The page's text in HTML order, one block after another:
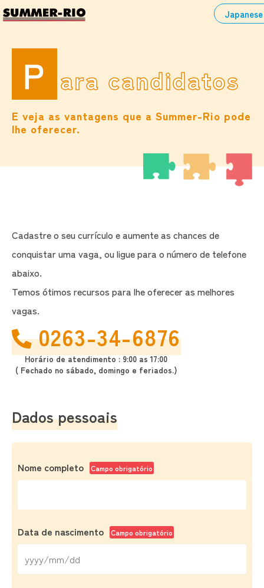
Skip
to
Japanese
P ara candidatos
E veja as vantagens que a Summer-Rio pode
lhe oferecer.
Cadastre o seu currículo e aumente as chances de
conquistar uma vaga, ou ligue para o número de telefone
abaixo.
Temos ótimos recursos para lhe oferecer as melhores
vagas.
0263-34-6876
Horário de atendimento : 9:00 as 17:00
( Fechado no sábado, domingo e feriados.)
Dados pessoais
Nome completo Campo obrigatório
Data de nascimento Campo obrigatório